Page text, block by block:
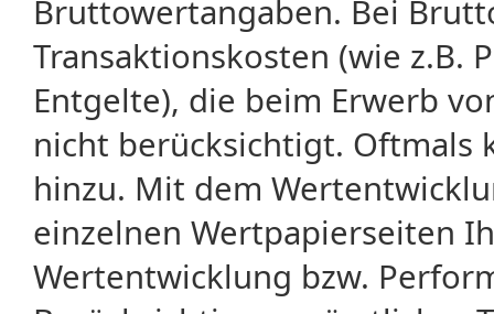
Bruttowertangaben. Bei
Transaktionskosten (wie z.B.
Entgelte), die beim Erwerb
nicht berücksichtigt. Oftmals
hinzu. Mit dem
einzelnen Wertpapierseiten
Wertentwicklung bzw.